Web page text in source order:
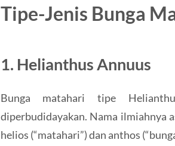
Tipe-Jenis Bunga
1. Helianthus Annuus
Bunga matahari tipe
diperbudidayakan. Nama ilmiahnya
helios (“matahari”) dan anthos